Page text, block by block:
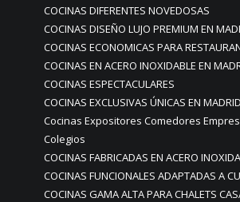
COCINAS DIFERENTES NOVEDOSAS
COCINAS DISEÑO LUJO PREMIUM EN
COCINAS ECONOMICAS PARA
COCINAS EN ACERO INOXIDABLE EN
COCINAS ESPECTACULARES
COCINAS EXCLUSIVAS ÚNICAS EN MADRID
Cocinas Expositores Comedores
Colegios
COCINAS FABRICADAS EN ACERO
COCINAS FUNCIONALES ADAPTADAS A
COCINAS GAMA ALTA PARA CHALETS